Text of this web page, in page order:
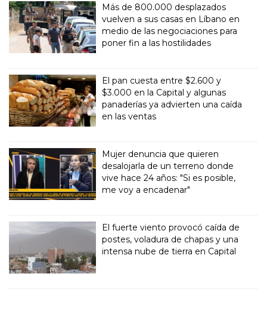
Más de 800.000 desplazados
vuelven a sus casas en Líbano en
medio de las negociaciones para
poner fin a las hostilidades
El pan cuesta entre $2.600 y
$3.000 en la Capital y algunas
panaderías ya advierten una caída
en las ventas
Mujer denuncia que quieren
desalojarla de un terreno donde
vive hace 24 años: "Si es posible,
me voy a encadenar"
El fuerte viento provocó caída de
postes, voladura de chapas y una
intensa nube de tierra en Capital